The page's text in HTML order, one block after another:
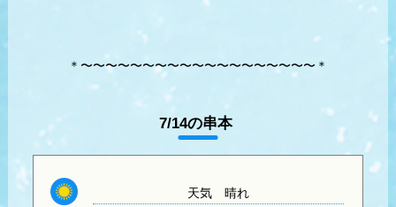
＊〜〜〜〜〜〜〜〜〜〜〜〜〜〜〜〜〜〜〜＊
7/14の串本
天気晴れ